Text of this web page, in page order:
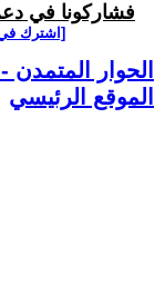
فشاركونا في
[اشترك في
الحوار المتمدن
الموقع الرئيسي